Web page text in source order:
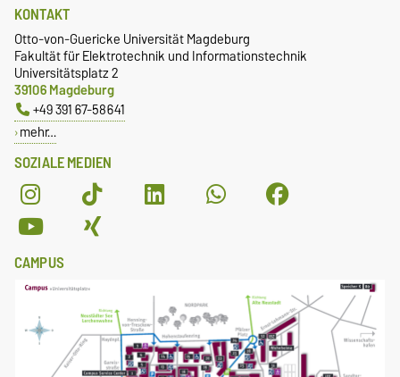
SOZIALE MEDIEN
KONTAKT
Otto-von-Guericke Universität Magdeburg
Fakultät für Elektrotechnik und Informationstechnik
Universitätsplatz 2
39106 Magdeburg
+49 391 67-58641
mehr…
CAMPUS